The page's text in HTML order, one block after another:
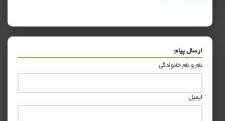
ارسال پیام
نام و نام خانوادگی
ایمیل